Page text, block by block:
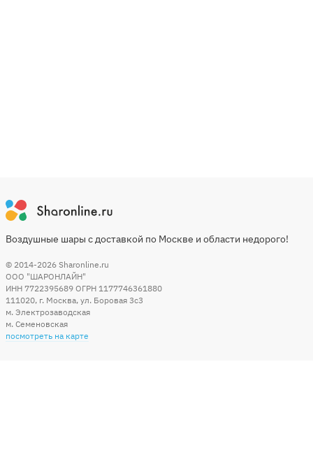
Воздушные шары с доставкой по Москве и области недорого!
© 2014-2026 Sharonline.ru
ООО "ШАРОНЛАЙН"
ИНН 7722395689 ОГРН 1177746361880
111020, г. Москва, ул. Боровая 3c3
м. Электрозаводская
м. Семеновская
посмотреть на карте